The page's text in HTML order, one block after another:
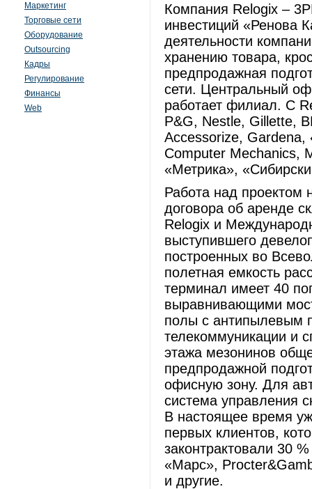
Маркетинг
Торговые сети
Оборудование
Outsourcing
Кадры
Регулирование
Финансы
Web
Компания Relogix –
инвестиций «Ренова
деятельности
хранению товара,
предпродажная
сети. Центральный
работает филиал. С
P&G, Nestle, Gillette,
Accessorize,
Computer Mechanics,
«Метрика»,
Работа над проектом
договора об аренде
Relogix и
выступившего
построенных во
полетная емкость
терминал имеет 40
выравнивающими
полы с антипылевым
телекоммуникации и
этажа мезонинов
предпродажной
офисную зону. Для
система управления
В настоящее время
первых клиентов,
законтрактовали 30
«Марс»,
и другие.